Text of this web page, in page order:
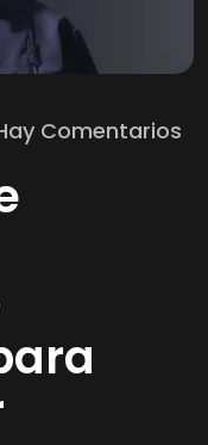
Comentarios